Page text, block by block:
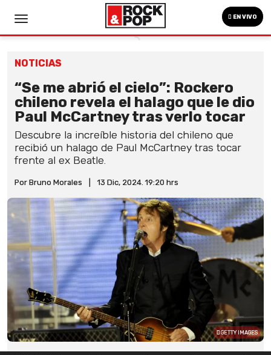
EN VIVO
NOTICIAS
“Se me abrió el cielo”: Rockero
chileno revela el halago que le dio
Paul McCartney tras verlo tocar
Descubre la increíble historia del chileno que
recibió un halago de Paul McCartney tras tocar
frente al ex Beatle.
Por Bruno Morales 13 Dic, 2024. 19:20 hrs
GETTY IMAGES